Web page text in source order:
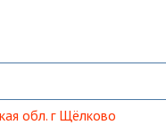
обл. г Щёлково